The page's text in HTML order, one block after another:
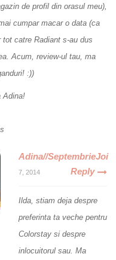
de profil din orasul meu),
cumpar macar o data (ca
tot catre Radiant s-au dus
Acum, review-ul tau, ma
:))
Adina!
Adina//SeptembrieJoi
7, 2014 Reply
Ilda, stiam deja despre
preferinta ta veche pentru
Colorstay si despre
inlocuitorul sau. Ma